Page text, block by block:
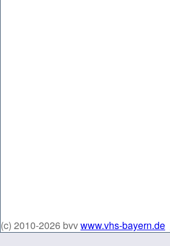
(c) 2010-2026 bvvwww.vhs-bayern.de